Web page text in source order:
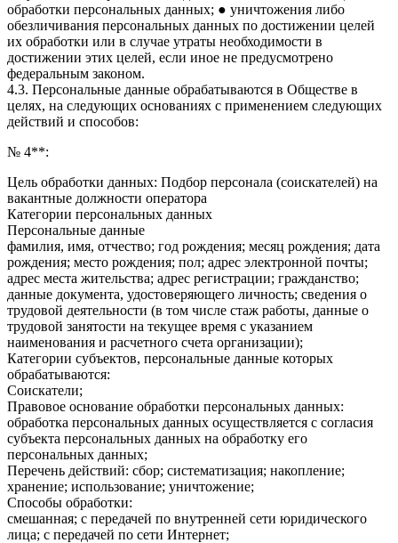
обработки персональных данных; ● уничтожения либо
обезличивания персональных данных по достижении целей
их обработки или в случае утраты необходимости в
достижении этих целей, если иное не предусмотрено
федеральным законом.
4.3. Персональные данные обрабатываются в Обществе в
целях, на следующих основаниях с применением следующих
действий и способов:
№ 4**:
Цель обработки данных: Подбор персонала (соискателей) на
вакантные должности оператора
Категории персональных данных
Персональные данные
фамилия, имя, отчество; год рождения; месяц рождения; дата
рождения; место рождения; пол; адрес электронной почты;
адрес места жительства; адрес регистрации; гражданство;
данные документа, удостоверяющего личность; сведения о
трудовой деятельности (в том числе стаж работы, данные о
трудовой занятости на текущее время с указанием
наименования и расчетного счета организации);
Категории субъектов, персональные данные которых
обрабатываются:
Соискатели;
Правовое основание обработки персональных данных:
обработка персональных данных осуществляется с согласия
субъекта персональных данных на обработку его
персональных данных;
Перечень действий: сбор; систематизация; накопление;
хранение; использование; уничтожение;
Способы обработки:
смешанная; с передачей по внутренней сети юридического
лица; с передачей по сети Интернет;